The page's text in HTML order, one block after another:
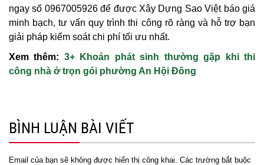
ngay số 0967005926 để được Xây Dựng Sao Việt báo giá
minh bạch, tư vấn quy trình thi công rõ ràng và hỗ trợ bạn
giải pháp kiểm soát chi phí tối ưu nhất.
Xem thêm: 3+ Khoản phát sinh thường gặp khi thi
công nhà ở trọn gói phường An Hội Đông
BÌNH LUẬN BÀI VIẾT
Email của bạn sẽ không được hiển thị công khai. Các trường bắt buộc